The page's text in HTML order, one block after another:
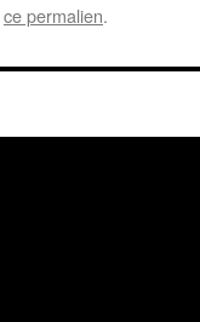
ce permalien.